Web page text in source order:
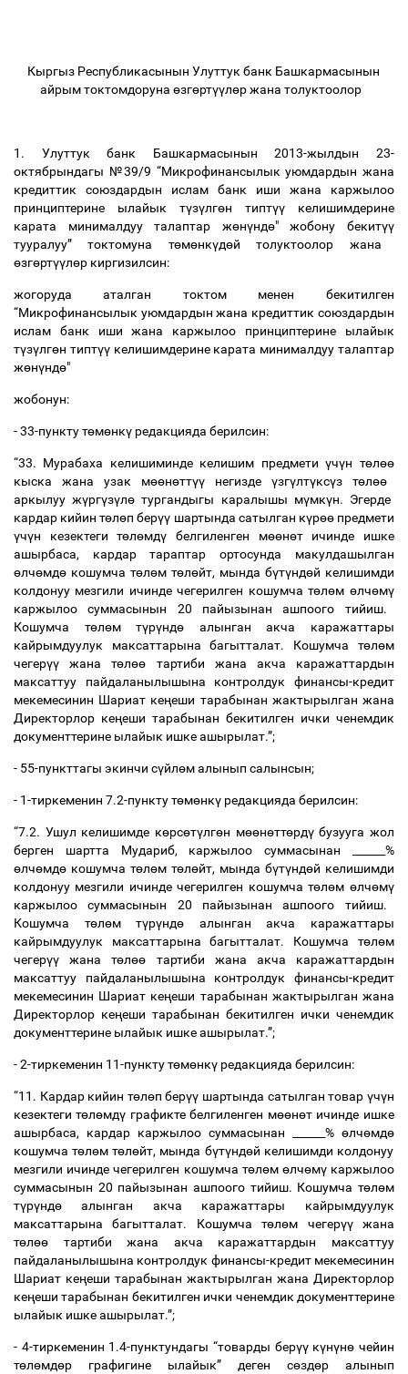
Кыргыз Республикасынын Улуттук банк Башкармасынын
айрым токтомдорунаөзгөртүүлөр жана толуктоолор
1. Улуттук банк Башкармасынын 2013-жылдын 23-
октябрындагы №39/9 “Микрофинансылык уюмдардын жана
кредиттик союздардын ислам банк иши жана каржылоо
принциптерине ылайык түзүлгөн типтүү келишимдерине
карата минималдуу талаптар жөнүндө" жобону бекитүү
тууралуу” токтомуна төмөнкүдөй толуктоолор жана
өзгөртүүлөр киргизилсин:
жогоруда аталган токтом менен бекитилген
“Микрофинансылык уюмдардын жана кредиттик союздардын
ислам банк иши жана каржылоо принциптерине ылайык
түзүлгөн типтүүкелишимдерине карата минималдуу талаптар
жөнүндө"
жобонун:
- 33-пункту төмөнкү редакцияда берилсин:
“33. Мурабаха келишиминде келишим предметиүчүн төлөө
кыска жана узак мөөнөттүү негизде үзгүлтүксүз төлөө
аркылуу жүргүзүлө тургандыгы каралышы мүмкүн. Эгерде
кардар кийин төлөп берүү шартында сатылган күрөөпредмети
үчүн кезектеги төлөмдү белгиленген мөөнөт ичинде ишке
ашырбаса, кардар тараптар ортосунда макулдашылган
өлчөмдө кошумча төлөм төлөйт, мында бүтүндөй келишимди
колдонуу мезгили ичинде чегерилген кошумча төлөм өлчөмү
каржылоо суммасынын 20 пайызынан ашпоого тийиш.
Кошумча төлөм түрүндө алынган акча каражаттары
кайрымдуулук максаттарына багытталат. Кошумча төлөм
чегерүү жана төлөө тартиби жана акча каражаттардын
максаттуу пайдаланылышына контролдук финансы-кредит
мекемесинин Шариат кеңеши тарабынан жактырылган жана
Директорлор кеңеши тарабынан бекитилген ички ченемдик
документтерине ылайык ишке ашырылат.”;
- 55-пункттагы экинчи сүйлөм алынып салынсын;
- 1-тиркеменин 7.2-пункту төмөнкү редакцияда берилсин:
“7.2. Ушул келишимде көрсөтүлгөн мөөнөттөрдүбузууга жол
берген шартта Мудариб, каржылоо суммасынан ______%
өлчөмдө кошумча төлөм төлөйт, мында бүтүндөй келишимди
колдонуу мезгили ичинде чегерилген кошумча төлөм өлчөмү
каржылоо суммасынын 20 пайызынан ашпоого тийиш.
Кошумча төлөм түрүндө алынган акча каражаттары
кайрымдуулук максаттарына багытталат. Кошумча төлөм
чегерүү жана төлөө тартиби жана акча каражаттардын
максаттуу пайдаланылышына контролдук финансы-кредит
мекемесинин Шариат кеңеши тарабынан жактырылган жана
Директорлор кеңеши тарабынан бекитилген ички ченемдик
документтерине ылайык ишке ашырылат.”;
- 2-тиркеменин 11-пункту төмөнкү редакцияда берилсин:
“11. Кардар кийин төлөп берүү шартында сатылган товар үчүн
кезектеги төлөмдү графикте белгиленген мөөнөт ичинде ишке
ашырбаса, кардар каржылоо суммасынан ______% өлчөмдө
кошумча төлөм төлөйт, мында бүтүндөй келишимди колдонуу
мезгили ичинде чегерилген кошумча төлөм өлчөмүкаржылоо
суммасынын 20 пайызынан ашпоого тийиш. Кошумча төлөм
түрүндө алынган акча каражаттары кайрымдуулук
максаттарына багытталат. Кошумча төлөм чегерүүжана
төлөө тартиби жана акча каражаттардын максаттуу
пайдаланылышына контролдук финансы-кредит мекемесинин
Шариат кеңеши тарабынан жактырылган жана Директорлор
кеңеши тарабынан бекитилген ички ченемдик документтерине
ылайык ишке ашырылат.”;
- 4-тиркеменин 1.4-пунктундагы “товарды берүүкүнүнө чейин
төлөмдөр графигине ылайык” деген сөздөр алынып